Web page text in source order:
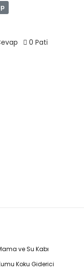
0 Pati
ve Su Kabı
Koku Giderici